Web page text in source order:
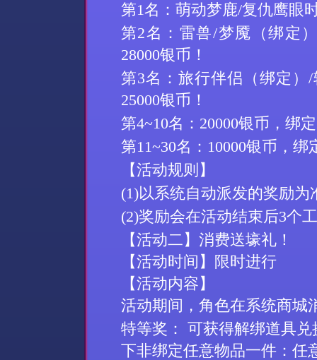
第1名：萌动梦鹿/复仇鹰眼
第2名：雷兽/梦魇 （绑定
28000银币！
第3名： 旅行伴侣 （绑定） /
25000银币！
第4~10名： 20000银币，绑定
第11~30名： 10000银币，绑
【活动规则】
(1)以系统自动派发的奖励为
(2)奖励会在活动结束后3个
【活动二】 消费送壕礼！
【活动时间】限时进行
【活动内容】
活动期间，角色在系统商城
特等奖： 可获得解绑道具兑
下非绑定任意物品一件：任